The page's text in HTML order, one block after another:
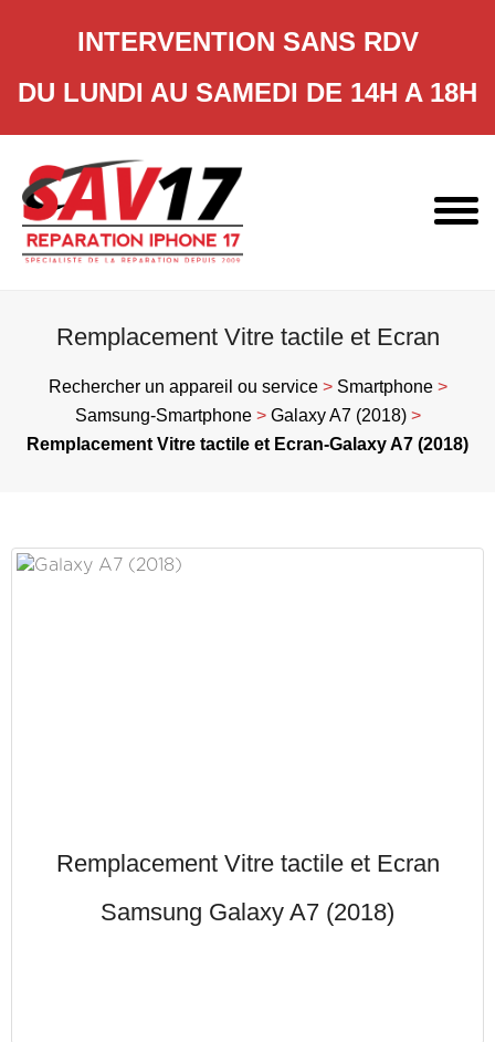
INTERVENTION SANS RDV
DU LUNDI AU SAMEDI DE 14H A 18H
content
Remplacement Vitre tactile et Ecran
Rechercher un appareil ou service> Smartphone>
Samsung-Smartphone> Galaxy A7 (2018)>
Remplacement Vitre tactile et Ecran-Galaxy A7 (2018)
Remplacement Vitre tactile et Ecran
Samsung Galaxy A7 (2018)